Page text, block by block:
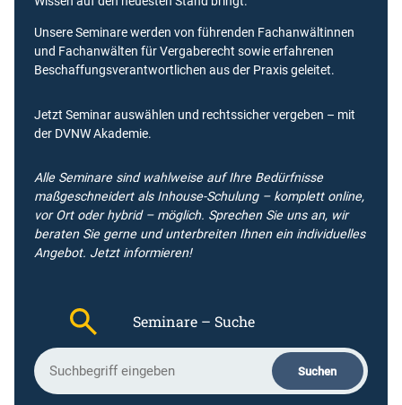
Unsere Seminare werden von führenden Fachanwältinnen
und Fachanwälten für Vergaberecht sowie erfahrenen
Beschaffungsverantwortlichen aus der Praxis geleitet.
Jetzt Seminar auswählen und rechtssicher vergeben – mit
der DVNW Akademie.
Alle Seminare sind wahlweise auf Ihre Bedürfnisse
maßgeschneidert als Inhouse-Schulung – komplett online,
vor Ort oder hybrid – möglich. Sprechen Sie uns an, wir
beraten Sie gerne und unterbreiten Ihnen ein individuelles
Angebot. Jetzt informieren!
Seminare – Suche
S
Suchen